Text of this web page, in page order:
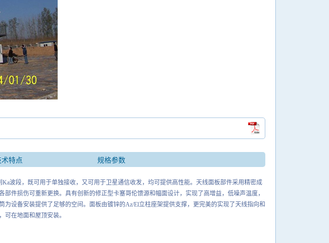
特点 规格参数
Ka波段，既可用于单独接收，又可用于卫星通信收发，均可提供高性能。天线面板部件采用精密成
部件损伤可重新更换。具有创新的修正型卡塞哥伦馈源和幅面设计， 实现了高增益， 低噪声温度，
为设备安装提供了足够的空间。面板由镀锌的Az/El立柱座架提供支撑，更完美的实现了天线指向和
可在地面和屋顶安装。